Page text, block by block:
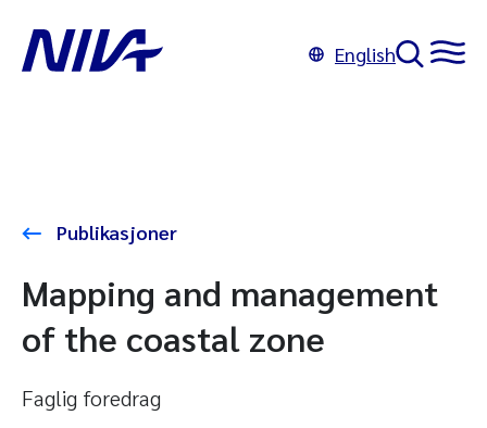
English
Publikasjoner
Mapping and management
of the coastal zone
Faglig foredrag